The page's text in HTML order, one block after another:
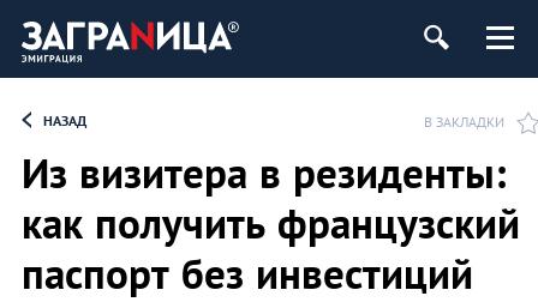
НАЗАД В ЗАКЛАДКИ
Из визитера в резиденты:
как получить французский
паспорт без инвестиций